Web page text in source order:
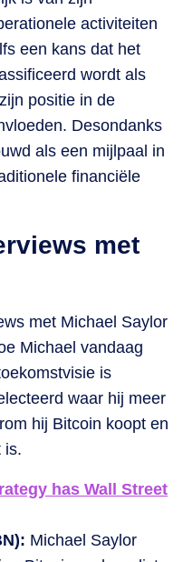
activiteiten
een kans dat het
wordt als
positie in de
Desondanks
als een mijlpaal in
financiële
met
met Michael Saylor
Michael vandaag
is
waar hij meer
hij Bitcoin koopt en
is.
has Wall Street
Michael Saylor